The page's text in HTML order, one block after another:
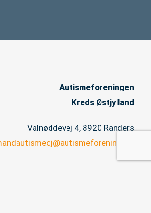
Autismeforeningen
Kreds Østjylland
Valnøddevej 4, 8920 Randers